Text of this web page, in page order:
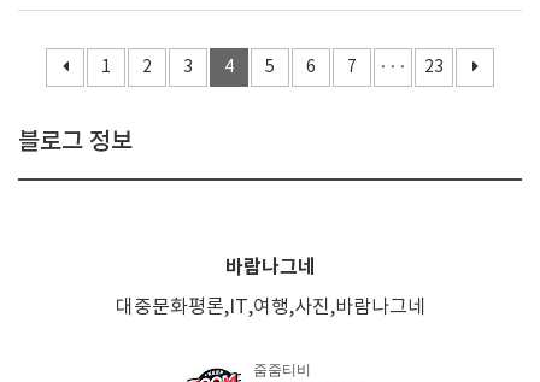
1 2 3 4 5 6 7 ··· 23
블로그 정보
바람나그네
대중문화평론,IT,여행,사진,바람나그네